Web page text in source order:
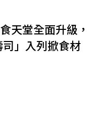
天堂全面升級，
司」入列掀食材